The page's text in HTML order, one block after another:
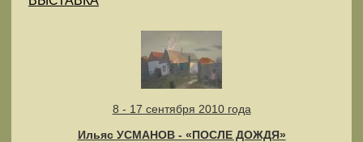
8 - 17 сентября 2010 года
Ильяс УСМАНОВ - «ПОСЛЕ ДОЖДЯ»